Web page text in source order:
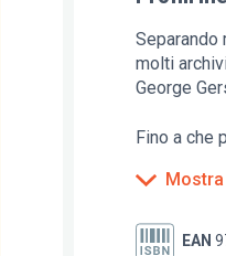
Separando
molti
George
Fino a che
per
veleno?EAN